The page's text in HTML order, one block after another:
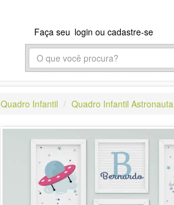
Faça seu login ou cadastre-se
Quadro Infantil Quadro Infantil Astronauta